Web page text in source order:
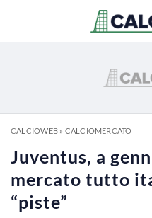
CALCIOWEB» CALCIOMERCATO
Juventus, a
mercato tutto
“piste”